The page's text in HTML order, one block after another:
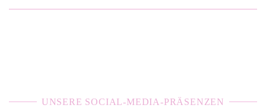
UNSERE SOCIAL-MEDIA-PRÄSENZEN